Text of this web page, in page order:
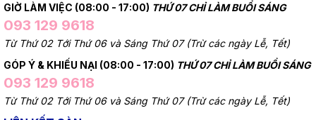
GIỜ LÀM VIỆC (08:00 - 17:00) THỨ 07 CHỈ LÀM BUỔI SÁNG
093 129 9618
Từ Thứ 02 Tới Thứ 06 và Sáng Thứ 07 (Trừ các ngày Lễ, Tết)
GÓP Ý & KHIẾU NẠI (08:00 - 17:00) THỨ 07 CHỈ LÀM BUỔI SÁNG
093 129 9618
Từ Thứ 02 Tới Thứ 06 và Sáng Thứ 07 (Trừ các ngày Lễ, Tết)